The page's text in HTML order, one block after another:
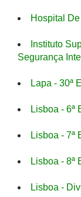
Hospital
Instituto
Segurança
Lapa - 30ª
Lisboa - 6ª
Lisboa - 7ª
Lisboa - 8ª
Lisboa -